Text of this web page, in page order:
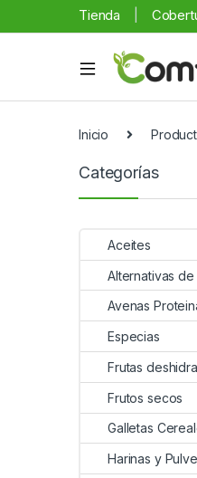
Tienda
Inicio
Categorías
Aceites
Alternativas
Avenas
Especias
Frutas
Frutos secos
Galletas
Harinas y